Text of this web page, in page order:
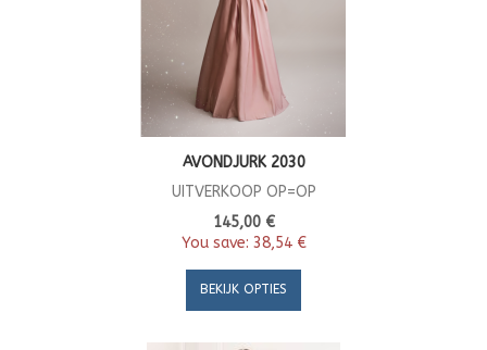
AVONDJURK 2030
UITVERKOOP OP=OP
145,00 €
You save: 38,54 €
BEKIJK OPTIES